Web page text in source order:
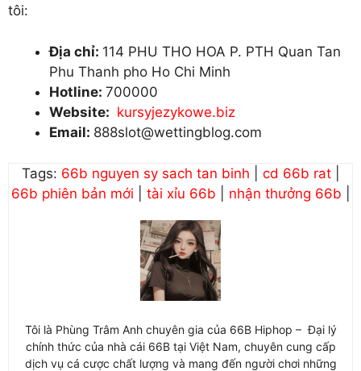
tôi:
Địa chỉ: 114 PHU THO HOA P. PTH Quan Tan
Phu Thanh pho Ho Chi Minh
Hotline: 700000
Website: kursyjezykowe.biz
Email: 888slot@wettingblog.com
Tags: 66b nguyen sy sach tan binh cd 66b rat|
66b phiên bản mới
tài xỉu 66b nhận thưởng 66b
Tôi là Phùng Trâm Anh chuyên gia của 66B Hiphop – Đại lý
chính thức của nhà cái 66B tại Việt Nam, chuyên cung cấp
dịch vụ cá cược chất lượng và mang đến người chơi những